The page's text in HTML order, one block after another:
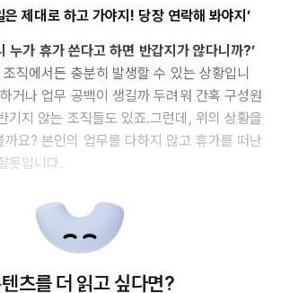
은 제대로 하고 가야지! 당장 연락해 봐야지’
누가 휴가 쓴다고 하면 반갑지가 않다니까?’
직에서든 충분히 발생할 수 있는 상황입니
거나 업무 공백이 생길까 두려워 간혹 구성원
기지 않는 조직들도 있죠.그런데, 위의 상황을
까요? 본인의 업무를 다하지 않고 휴가를 떠난
못입니다.
츠를 더 읽고 싶다면?